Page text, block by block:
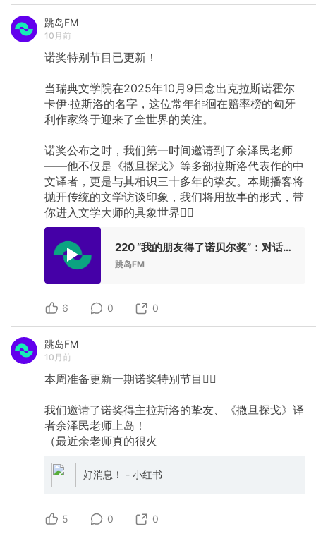
跳岛FM
10月前
诺奖特别节目已更新！
当瑞典文学院在2025年10月9日念出克拉斯诺霍尔
卡伊·拉斯洛的名字，这位常年徘徊在赔率榜的匈牙
利作家终于迎来了全世界的关注。
诺奖公布之时，我们第一时间邀请到了余泽民老师
——他不仅是《撒旦探戈》等多部拉斯洛代表作的中
文译者，更是与其相识三十多年的挚友。本期播客将
抛开传统的文学访谈印象，我们将用故事的形式，带
你进入文学大师的具象世界✍🏻
220 “我的朋友得了诺贝尔奖”：对话拉斯洛译者余泽民
跳岛FM
6 0 0
跳岛FM
10月前
本周准备更新一期诺奖特别节目🖐🏻️
我们邀请了诺奖得主拉斯洛的挚友、《撒旦探戈》译
者余泽民老师上岛！
（最近余老师真的很火
好消息！ - 小红书
5 0 0